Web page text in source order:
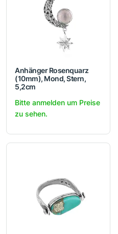
Anhänger Rosenquarz
(10mm), Mond, Stern,
5,2cm
Bitte anmelden um Preise
zu sehen.